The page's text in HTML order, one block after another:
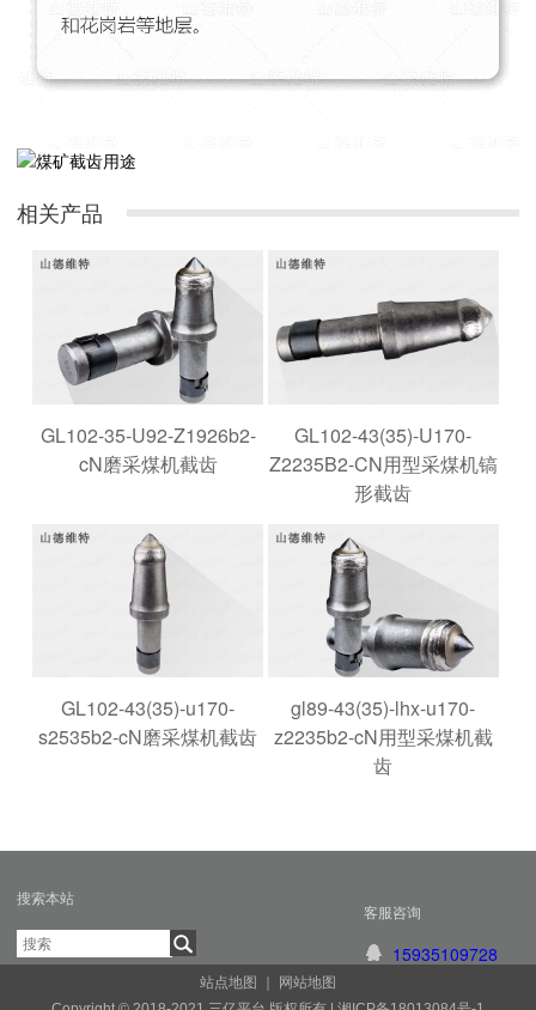
相关产品
GL102-35-U92-Z1926b2-
cN磨采煤机截齿
GL102-43(35)-U170-
Z2235B2-CN用型采煤机镐
形截齿
GL102-43(35)-u170-
s2535b2-cN磨采煤机截齿
gl89-43(35)-lhx-u170-
z2235b2-cN用型采煤机截
齿
搜索本站
客服咨询
15935109728
站点地图
网站地图